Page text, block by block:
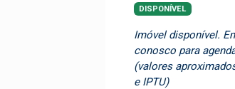
DISPONÍVEL
Imóvel disponível.
conosco para
(valores
e IPTU)